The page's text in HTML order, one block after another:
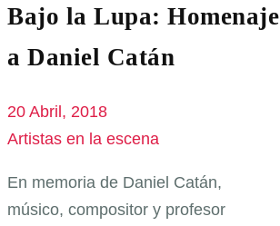
Bajo la Lupa: Homenaje
a Daniel Catán
20 Abril, 2018
Artistas en la escena
En memoria de Daniel Catán,
músico, compositor y profesor